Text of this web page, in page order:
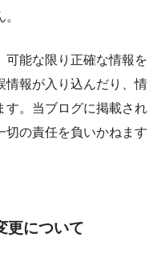
可能な限り正確な情報を
情報が入り込んだり、情
す。当ブログに掲載され
切の責任を負いかねます
更について